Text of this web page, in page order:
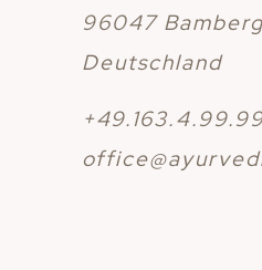
96047 Bamberg
Deutschland